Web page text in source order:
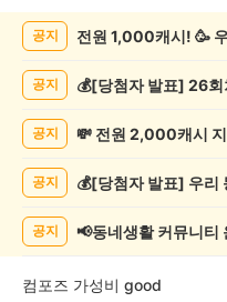
록
공지 전원 1,000캐시! 🥳
공지
공지
공지
공지 📢동네생활 커뮤니
컴포즈 가성비 good